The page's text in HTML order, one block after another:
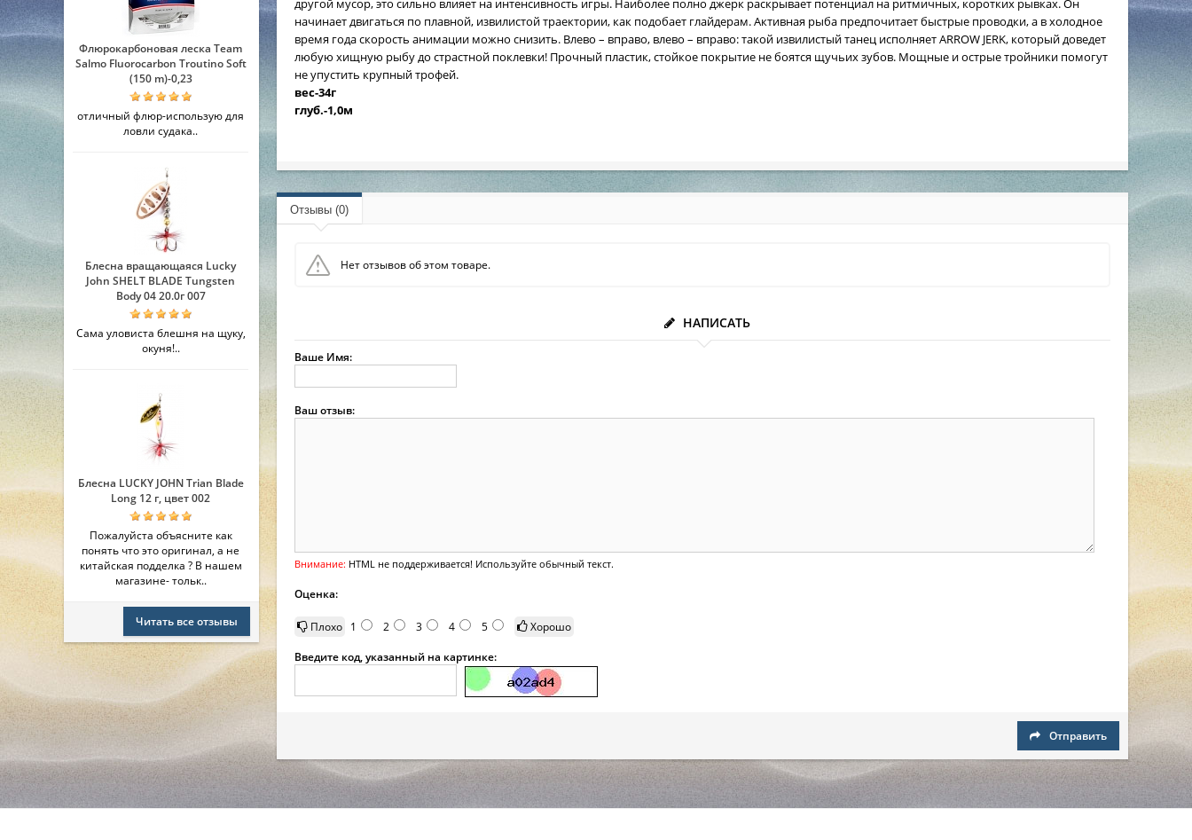
Флюрокарбоновая леска Team
Salmo Fluorocarbon Troutino Soft
(150 m)-0,23
отличный флюр-использую для
ловли судака..
Блесна вращающаяся Lucky
John SHELT BLADE Tungsten
Body 04 20.0г 007
Сама уловиста блешня на щуку,
окуня!..
Блесна LUCKY JOHN Trian Blade
Long 12 г, цвет 002
Пожалуйста объясните как
понять что это оригинал, а не
китайская подделка ? В нашем
магазине- тольк..
Читать все отзывы
другой мусор, это сильно влияет на интенсивность игры. Наиболее полно джерк раскрывает потенциал на ритмичных, коротких рывках. Он
начинает двигаться по плавной, извилистой траектории, как подобает глайдерам. Активная рыба предпочитает быстрые проводки, а в холодное
время года скорость анимации можно снизить. Влево – вправо, влево – вправо: такой извилистый танец исполняет ARROW JERK, который доведет
любую хищную рыбу до страстной поклевки! Прочный пластик, стойкое покрытие не боятся щучьих зубов. Мощные и острые тройники помогут
не упустить крупный трофей.
вес-34г
глуб.-1,0м
Отзывы (0)
Нет отзывов об этом товаре.
НАПИСАТЬ
Ваше Имя:
Ваш отзыв:
Внимание: HTML не поддерживается! Используйте обычный текст.
Оценка:
Плохо 1 2 3 4 5
Хорошо
Введите код, указанный на картинке:
Отправить